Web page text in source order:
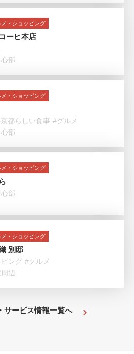
・ショッピング
ーヒ本店
部
・ショッピング
都らしい食事 #グルメ
部
・ショッピング
部
・ショッピング
別邸
ング #グルメ
辺
サービス情報一覧へ